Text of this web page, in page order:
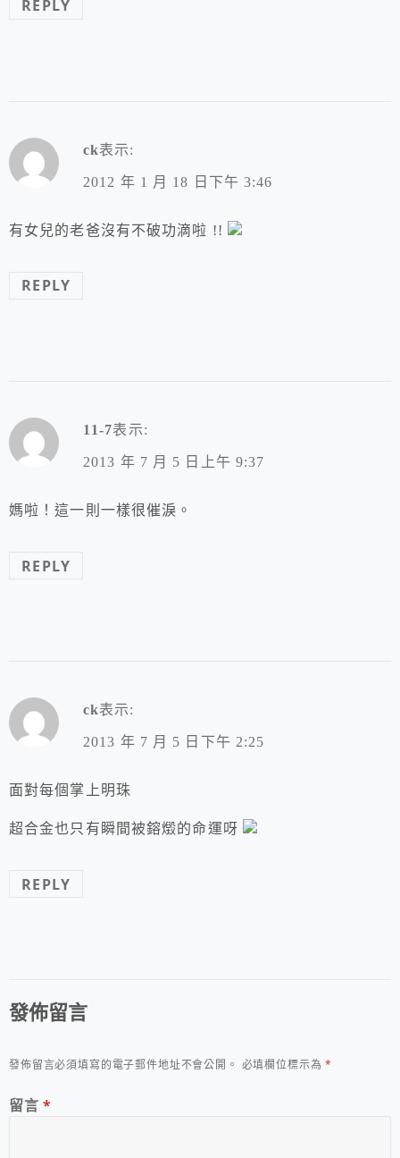
REPLY
ck表示:
2012 年 1 月 18 日下午 3:46
有女兒的老爸沒有不破功滴啦 !!
REPLY
11-7表示:
2013 年 7 月 5 日上午 9:37
媽啦！這一則一樣很催淚。
REPLY
ck表示:
2013 年 7 月 5 日下午 2:25
面對每個掌上明珠
超合金也只有瞬間被鎔燬的命運呀
REPLY
發佈留言
發佈留言必須填寫的電子郵件地址不會公開。 必填欄位標示為*
留言 *